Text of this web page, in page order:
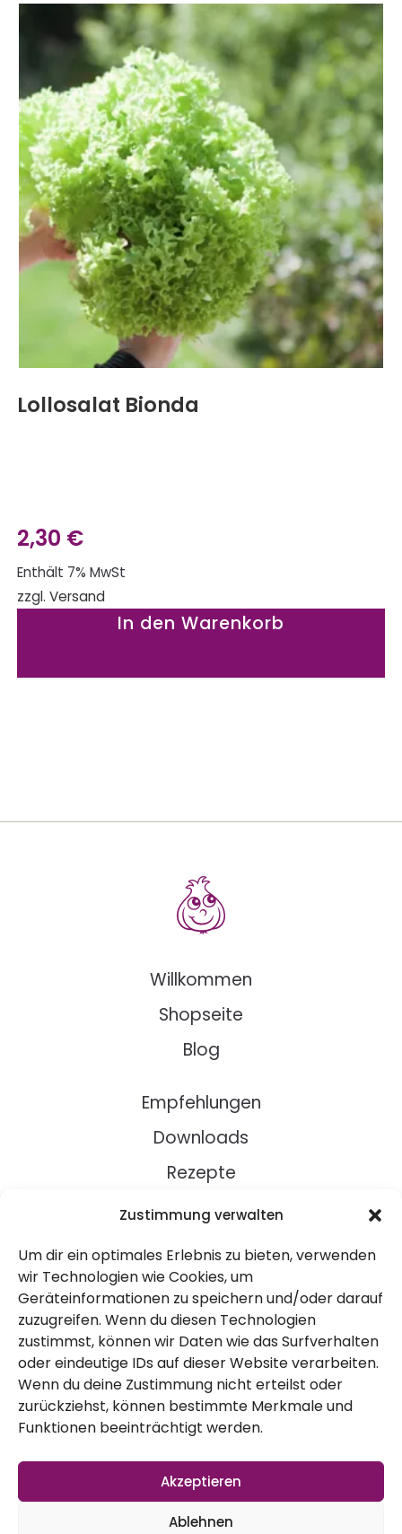
Zustimmung verwalten
Um dir ein optimales Erlebnis zu bieten, verwenden
wir Technologien wie Cookies, um
Geräteinformationen zu speichern und/oder darauf
zuzugreifen. Wenn du diesen Technologien
zustimmst, können wir Daten wie das Surfverhalten
oder eindeutige IDs auf dieser Website verarbeiten.
Wenn du deine Zustimmung nicht erteilst oder
zurückziehst, können bestimmte Merkmale und
Funktionen beeinträchtigt werden.
Akzeptieren
Ablehnen
Lollosalat Bionda
2,30 €
Enthält 7% MwSt
zzgl. Versand
In den Warenkorb
Willkommen
Shopseite
Blog
Empfehlungen
Downloads
Rezepte
Über Uns
Kontakt
Impressum
Datenschutz
AGB
Widerruf